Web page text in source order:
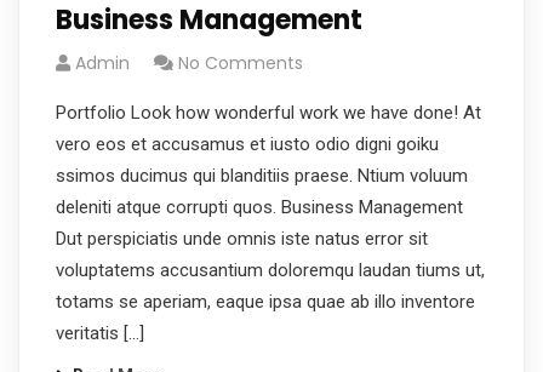
Business Management
Admin No Comments
Portfolio Look how wonderful work we have done! At
vero eos et accusamus et iusto odio digni goiku
ssimos ducimus qui blanditiis praese. Ntium voluum
deleniti atque corrupti quos. Business Management
Dut perspiciatis unde omnis iste natus error sit
voluptatems accusantium doloremqu laudan tiums ut,
totams se aperiam, eaque ipsa quae ab illo inventore
veritatis […]